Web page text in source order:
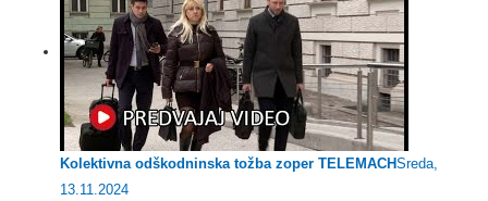
Kolektivna odškodninska tožba zoper TELEMACHSreda,
13.11.2024